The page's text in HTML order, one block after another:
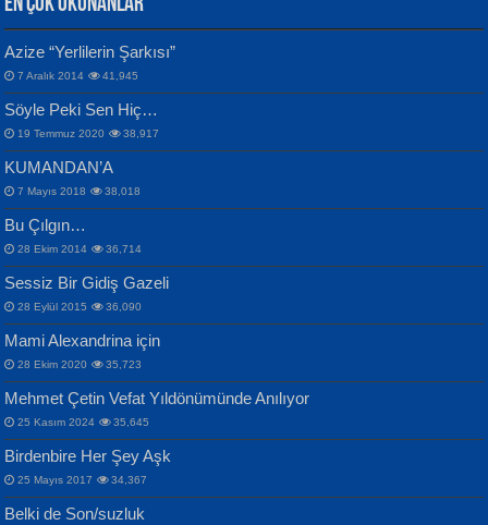
VAHDETTİN YİĞİTCAN
Samimiyet Nedir?...
İPEK ACAR SERT
Gazze’nin Şecaati, Ümmetin İmtihanı...
MAHMUT GÜRBÜZ
İbrahim Olmak ve Bitirebilmek...
Bülent Sağlam
Mescid-i Aksâ Üstüne Ay!...
Selahattin Yıldız
İdrakimle Üşürken...
Songül Özel
Mahzen...
CAHİT SITKI TARANCI
Otuz Beş Yaş Şiiri...
ERDEM BAYAZIT
Sana, Bana, Vatanıma, Ülkemin
İnsanlarına Dair...
NAZIM HİKMET RAN
Bir Cezaevinde, Tecritteki Adamın
Mektupları...
EN ÇOK OKUNANLAR
Azize “Yerlilerin Şarkısı”
7 Aralık 2014 41,945
Söyle Peki Sen Hiç…
19 Temmuz 2020 38,917
KUMANDAN’A
7 Mayıs 2018 38,018
Bu Çılgın…
28 Ekim 2014 36,714
Sessiz Bir Gidiş Gazeli
28 Eylül 2015 36,090
Mami Alexandrina için
28 Ekim 2020 35,723
Mehmet Çetin Vefat Yıldönümünde Anılıyor
25 Kasım 2024 35,645
Birdenbire Her Şey Aşk
25 Mayıs 2017 34,367
Belki de Son/suzluk